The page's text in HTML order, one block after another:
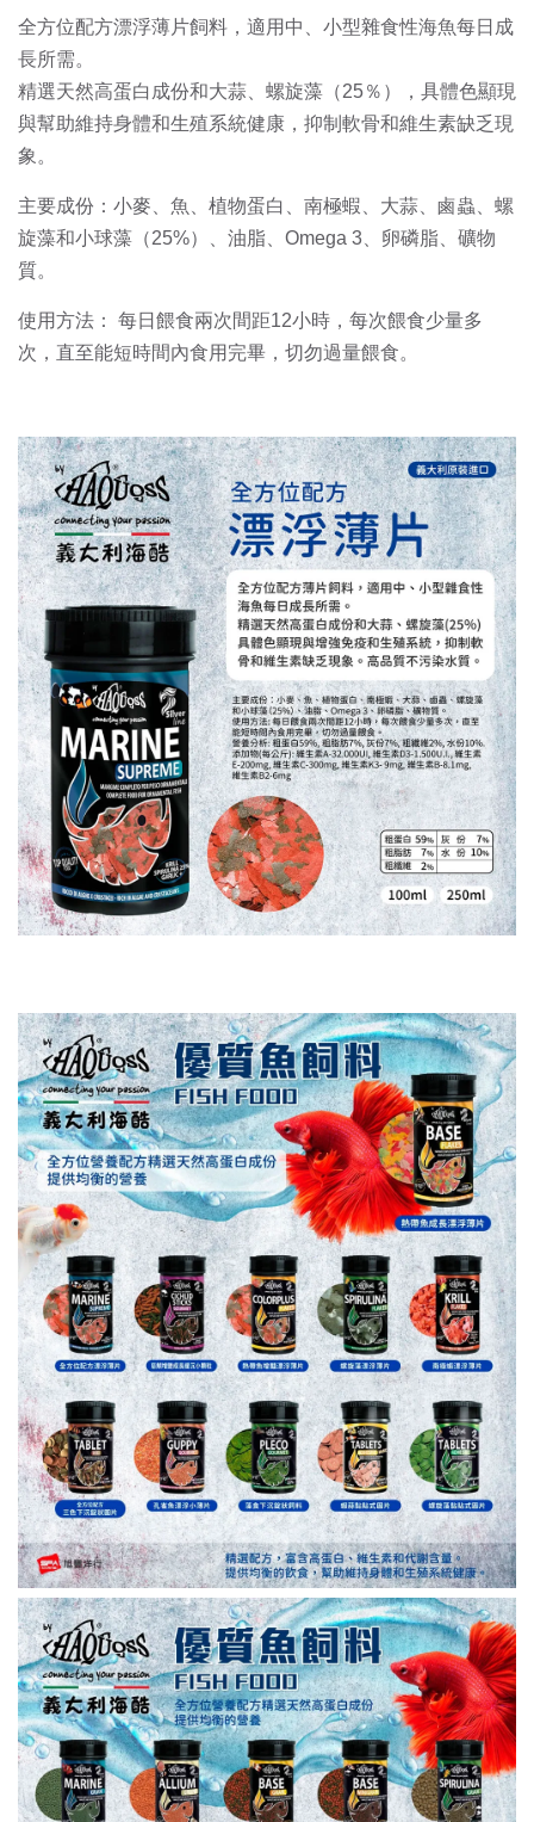
全方位配方漂浮薄片飼料，適用中、小型雜食性海魚每日成
長所需。
精選天然高蛋白成份和大蒜、螺旋藻（25％），具體色顯現
與幫助維持身體和生殖系統健康，抑制軟骨和維生素缺乏現
象。
主要成份：小麥、魚、植物蛋白、南極蝦、大蒜、鹵蟲、螺
旋藻和小球藻（25%）、油脂、Omega 3、卵磷脂、礦物
質。
使用方法： 每日餵食兩次間距12小時，每次餵食少量多
次，直至能短時間內食用完畢，切勿過量餵食。